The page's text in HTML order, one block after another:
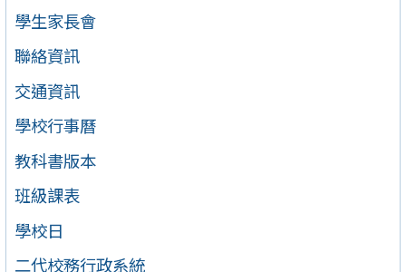
學生家長會
聯絡資訊
交通資訊
學校行事曆
教科書版本
班級課表
學校日
二代校務行政系統